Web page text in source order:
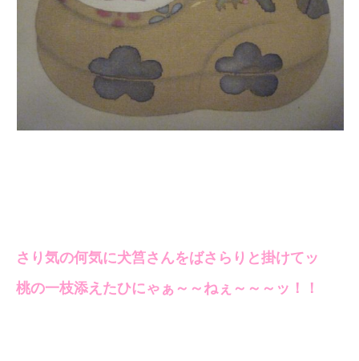
さり気の何気に犬筥さんをばさらりと掛けてッ
桃の一枝添えたひにゃぁ～～ねぇ～～～ッ！！